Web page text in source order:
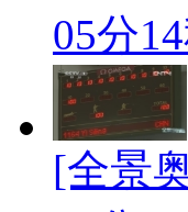
05分
[全景